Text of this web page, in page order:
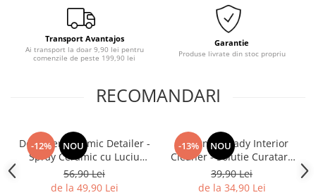
Transport Avantajos
Ai transport la doar 9,90 lei pentru
comenzile de peste 199,90 lei
Garantie
Produse livrate din stoc propriu
RECOMANDARI
-12% NOU
Deturner Ceramic Detailer -
Spray Ceramic cu Luciu
Intens si Hidrofobie
Puternica 250ml
56,90 Lei
de la 49,90 Lei
-13% NOU
Deturner Ready Interior
Cleaner - Solutie Curatare
Interior cu pH Neutru si
Efect Antibacterian 250ml
39,90 Lei
de la 34,90 Lei